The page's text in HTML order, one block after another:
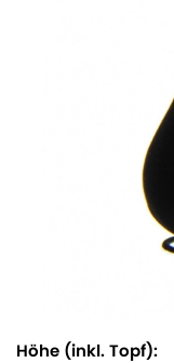
Höhe (inkl. Topf)